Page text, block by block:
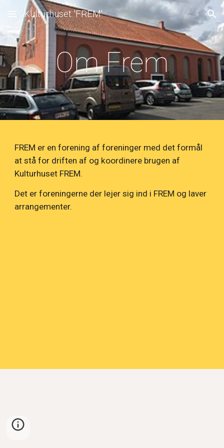
Skip to main content Skip to navigation
Kulturhuset 'FREM'
Om Frem
FREM er en forening af foreninger med det formål
at stå for driften af og koordinere brugen af
Kulturhuset FREM.
Det er foreningerne der lejer sig ind i FREM og laver
arrangementer.